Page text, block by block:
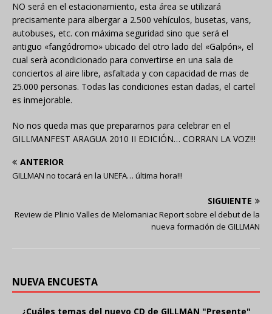
NO será en el estacionamiento, esta área se utilizará
precisamente para albergar a 2.500 vehículos, busetas, vans,
autobuses, etc. con máxima seguridad sino que será el
antiguo «fangódromo» ubicado del otro lado del «Galpón», el
cual serà acondicionado para convertirse en una sala de
conciertos al aire libre, asfaltada y con capacidad de mas de
25.000 personas. Todas las condiciones estan dadas, el cartel
es inmejorable.
No nos queda mas que prepararnos para celebrar en el
GILLMANFEST ARAGUA 2010 II EDICIÓN… CORRAN LA VOZ!!!
ANTERIOR
GILLMAN no tocará en la UNEFA… última hora!!!
SIGUIENTE
Review de Plinio Valles de Melomaniac Report sobre el debut de la
nueva formación de GILLMAN
NUEVA ENCUESTA
¿Cuáles temas del nuevo CD de GILLMAN "Presente"